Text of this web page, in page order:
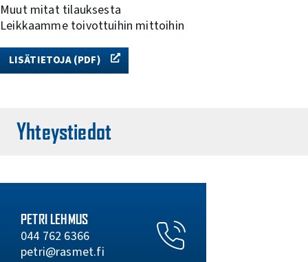
Muut mitat tilauksesta
Leikkaamme toivottuihin mittoihin
LISÄTIETOJA (PDF)
Yhteystiedot
PETRI LEHMUS
044 762 6366
petri@rasmet.fi